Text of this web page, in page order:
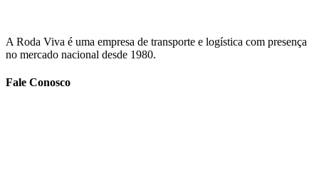
A Roda Viva é uma empresa de transporte e logística com presença
no mercado nacional desde 1980.
Fale Conosco